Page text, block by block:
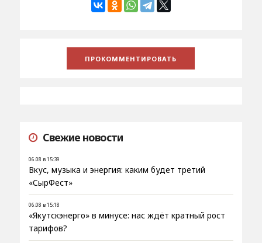
Свежие новости
06.08 в 15:39
Вкус, музыка и энергия: каким будет третий
«СырФест»
06.08 в 15:18
«Якутскэнерго» в минусе: нас ждёт кратный рост
тарифов?